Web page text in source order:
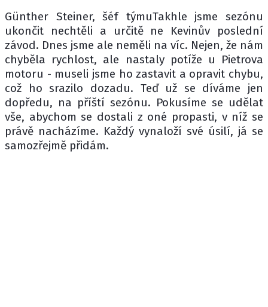
Günther Steiner, šéf týmuTakhle jsme sezónu
ukončit nechtěli a určitě ne Kevinův poslední
závod. Dnes jsme ale neměli na víc. Nejen, že nám
chyběla rychlost, ale nastaly potíže u Pietrova
motoru - museli jsme ho zastavit a opravit chybu,
což ho srazilo dozadu. Teď už se díváme jen
dopředu, na příští sezónu. Pokusíme se udělat
vše, abychom se dostali z oné propasti, v níž se
právě nacházíme. Každý vynaloží své úsilí, já se
samozřejmě přidám.